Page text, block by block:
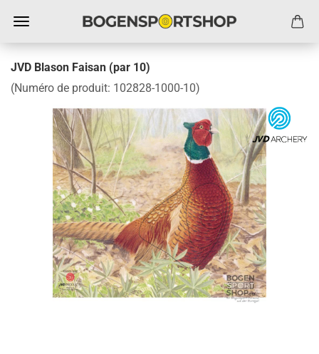
JVD Blason Faisan (par 10)
(Numéro de produit: 102828-1000-10)